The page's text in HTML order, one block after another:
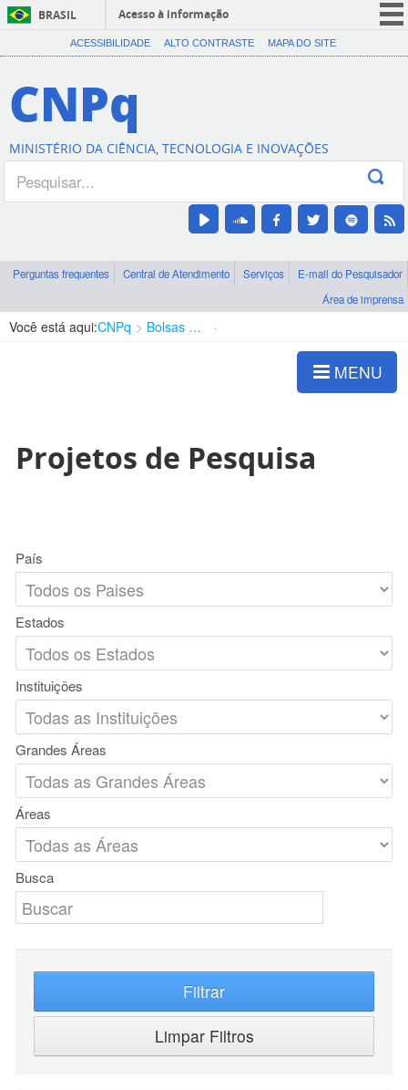
BRASIL
Acesso à informação
CORONAVÍRUS (COVID-19)
Canais
ACESSIBILIDADE ALTO CONTRASTE MAPA DO SITE
CNPq
MINISTÉRIO DA CIÊNCIA, TECNOLOGIA E INOVAÇÕES
Perguntas frequentes Central de Atendimento Serviços
E-mail do Pesquisador
Área de imprensa
Você está aqui:CNPq Bolsas e Auxílios Vigentes
MENU
Projetos de Pesquisa
País
Estados
Instituições
Grandes Áreas
Áreas
Busca
Filtrar
Limpar Filtros